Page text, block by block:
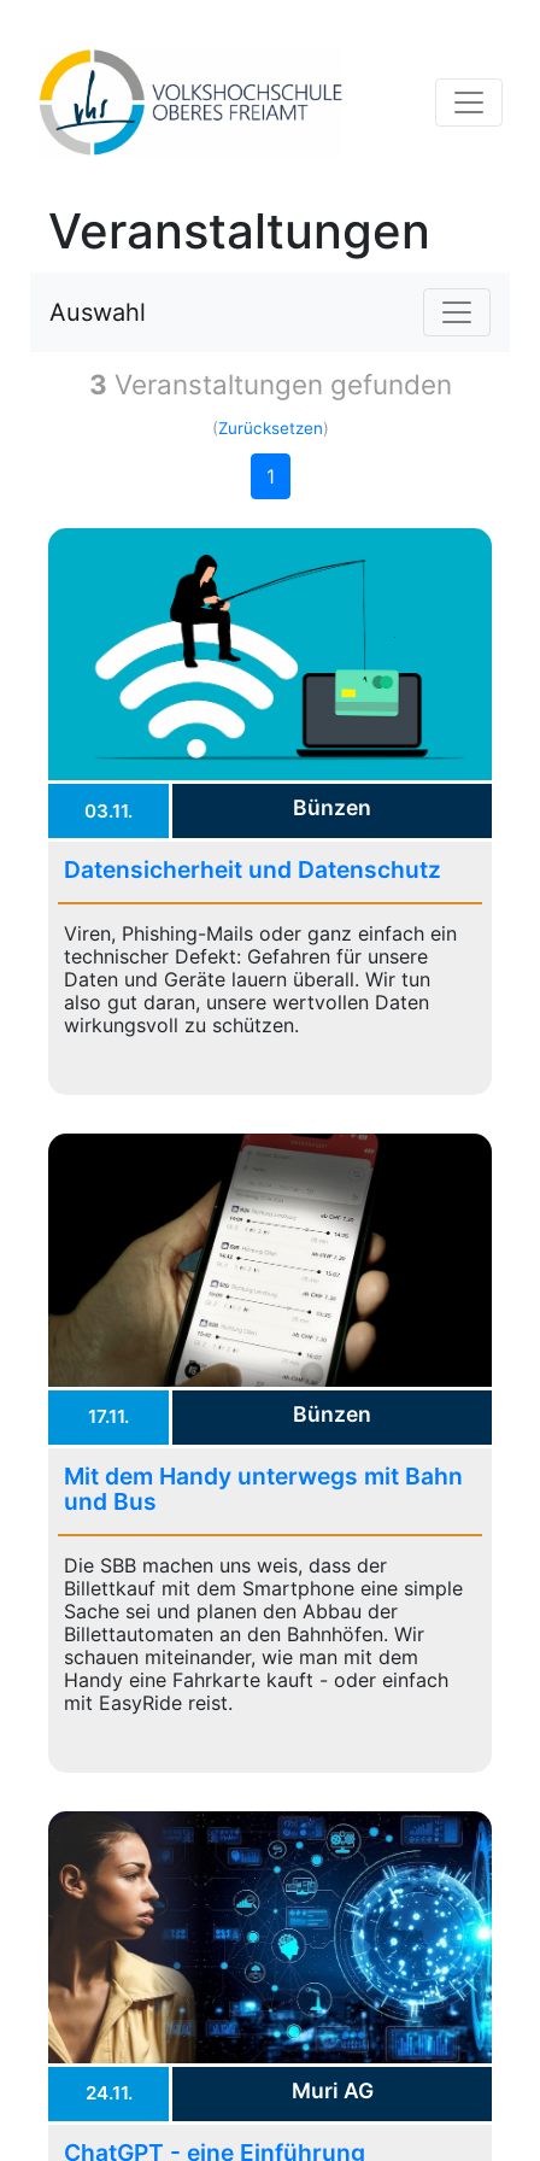
Veranstaltungen
Auswahl
3 Veranstaltungen gefunden
(Zurücksetzen)
1
03.11. Bünzen
Datensicherheit und Datenschutz
Viren, Phishing-Mails oder ganz einfach ein
technischer Defekt: Gefahren für unsere
Daten und Geräte lauern überall. Wir tun
also gut daran, unsere wertvollen Daten
wirkungsvoll zu schützen.
17.11. Bünzen
Mit dem Handy unterwegs mit Bahn
und Bus
Die SBB machen uns weis, dass der
Billettkauf mit dem Smartphone eine simple
Sache sei und planen den Abbau der
Billettautomaten an den Bahnhöfen. Wir
schauen miteinander, wie man mit dem
Handy eine Fahrkarte kauft - oder einfach
mit EasyRide reist.
24.11. Muri AG
ChatGPT - eine Einführung